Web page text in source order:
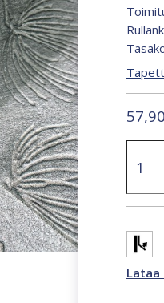
57,90
36497
tapetti
määrä